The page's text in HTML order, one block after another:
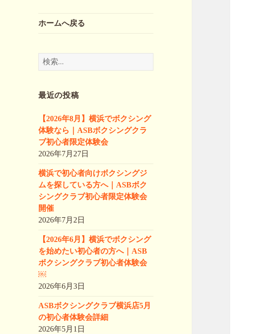
ホームへ戻る
検
索:
最近の投稿
【2026年8月】横浜でボクシング
体験なら｜ASBボクシングクラ
ブ初心者限定体験会
2026年7月27日
横浜で初心者向けボクシングジ
ムを探している方へ｜ASBボク
シングクラブ初心者限定体験会
開催
2026年7月2日
【2026年6月】横浜でボクシング
を始めたい初心者の方へ｜ASB
ボクシングクラブ初心者体験会
￼
2026年6月3日
ASBボクシングクラブ横浜店5月
の初心者体験会詳細
2026年5月1日